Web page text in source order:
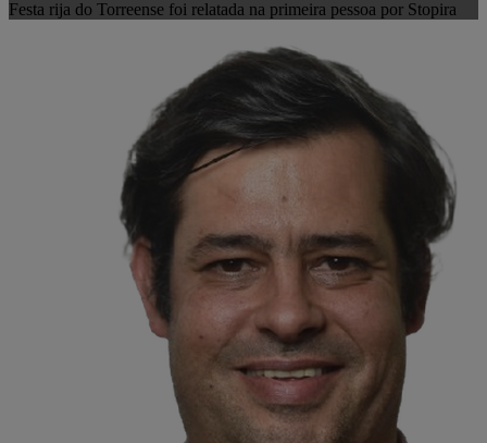
Festa rija do Torreense foi relatada na primeira pessoa por Stopira